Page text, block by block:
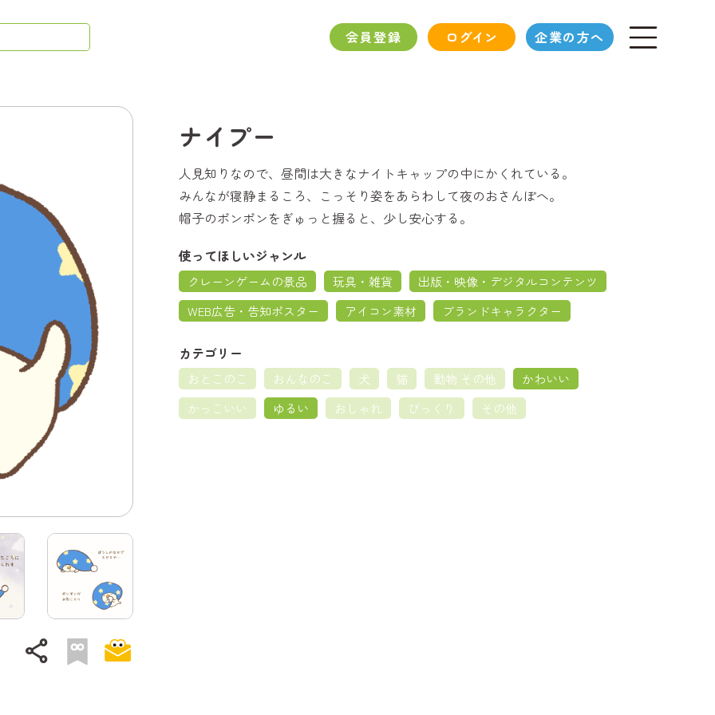
会員登録 ログイン 企業の方へ
share
ナイプー
人見知りなので、昼間は大きなナイトキャップの中にかくれている。
みんなが寝静まるころ、こっそり姿をあらわして夜のおさんぽへ。
帽子のポンポンをぎゅっと握ると、少し安心する。
使ってほしいジャンル
クレーンゲームの景品 玩具・雑貨
出版・映像・デジタルコンテンツ
WEB広告・告知ポスター
アイコン素材 ブランドキャラクター
カテゴリー
おとこのこ おんなのこ 犬 猫 動物 その他
かわいい
かっこいい
ゆるい おしゃれ びっくり その他